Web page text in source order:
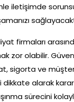
iletişimde
firmaları
zor olabilir.
sigorta ve
dikkate alarak
sürecini